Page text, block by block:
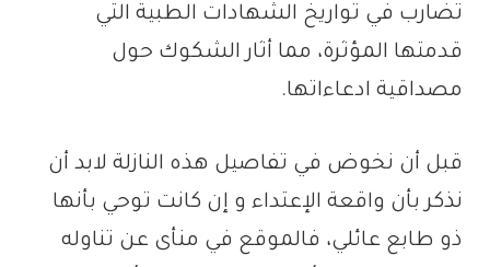
تضارب في تواريخ الشهادات الطبية التي
قدمتها المؤثرة، مما أثار الشكوك حول
مصداقية ادعاءاتها.
قبل أن نخوض في تفاصيل هذه النازلة لابد أن
نذكر بأن واقعة الإعتداء و إن كانت توحي بأنها
ذو طابع عائلي، فالموقع في منأى عن تناوله